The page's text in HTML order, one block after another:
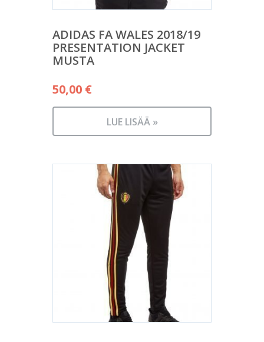
ADIDAS FA WALES 2018/19
PRESENTATION JACKET
MUSTA
50,00 €
LUE LISÄÄ »